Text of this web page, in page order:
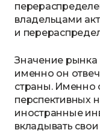
владельцами
и
Значение
именно он
страны. Именно
перспективных
иностранные
вкладывать